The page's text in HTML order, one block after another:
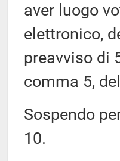
aver luogo
elettronico,
preavviso di
comma 5,
Sospendo
10.